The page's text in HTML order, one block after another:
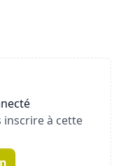
inscrire à cette